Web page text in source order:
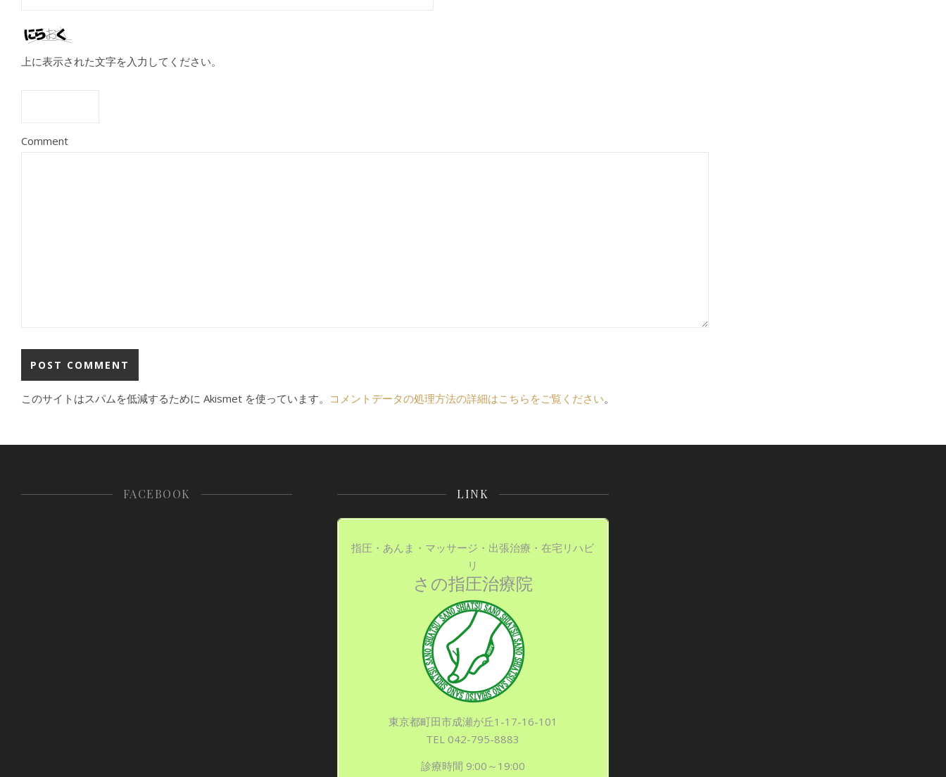
上に表示された文字を入力してください。
Comment
このサイトはスパムを低減するために Akismet を使っています。 コメントデータの処理方法の詳細はこちらをご覧ください。
FACEBOOK LINK
指圧・あんま・マッサージ・出張治療・在宅リハビ
リ
さの指圧治療院
東京都町田市成瀬が丘1-17-16-101
TEL 042-795-8883
診療時間 9:00～19:00